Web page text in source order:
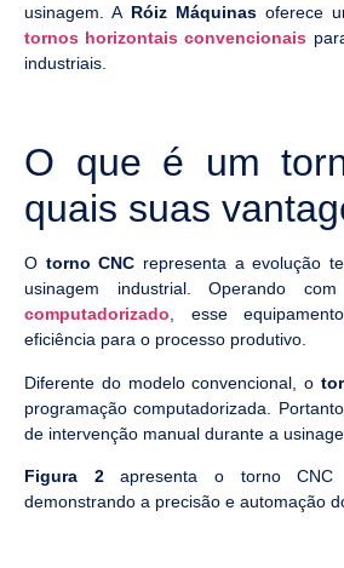
usinagem. A Róiz Máquinasoferece
tornos horizontais convencionais
industriais.
O que é um
quais suas
O torno CNC representa a evolução
usinagem industrial. Operando
computadorizado, esse
eficiência para o processo produtivo.
Diferente do modelo convencional, o
programação computadorizada.
de intervenção manual durante a
Figura 2apresenta o torno CNC
demonstrando a precisão e automação